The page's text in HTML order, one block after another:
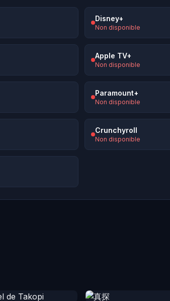
Disney+
Non disponible
Apple TV+
Non disponible
Paramount+
Non disponible
Crunchyroll
Non disponible